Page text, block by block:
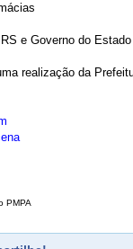
e Governo do
realização da
PMPA